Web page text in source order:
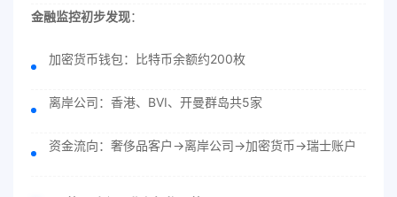
金融监控初步发现：
加密货币钱包：比特币余额约200枚
离岸公司：香港、BVI、开曼群岛共5家
资金流向：奢侈品客户→离岸公司→加密货币→瑞士账户